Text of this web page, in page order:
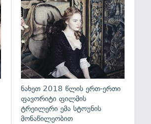
გადახედვა
ნახეთ 2018 წლის ერთ-ერთი
ფავორიტი ფილმის
ტრეილერი ემა სტოუნის
მონაწილეობით